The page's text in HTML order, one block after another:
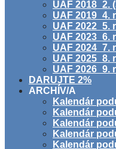
UAF 2018_2.
UAF 2019_4.
UAF 2022_5.
UAF 2023_6.
UAF 2024_7.
UAF 2025_8.
UAF 2026_9.
DARUJTE 2%
ARCHÍV/A
Kalendár
Kalendár
Kalendár
Kalendár
Kalendár